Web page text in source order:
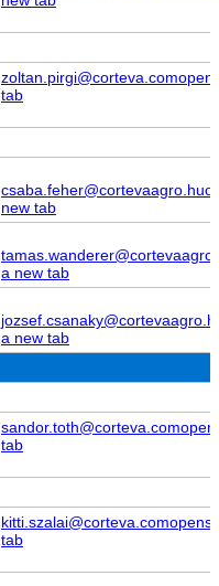
zoltan.pirgi@corteva.com
tab
csaba.feher@cortevaagro.hu
new tab
a new tab
a new tab
sandor.toth@corteva.com
tab
kitti.szalai@corteva.comopens
tab